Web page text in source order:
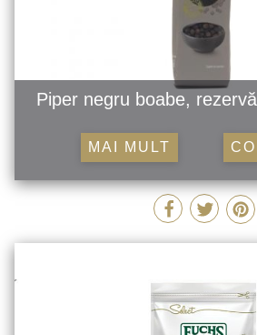
Piper negru boabe,
MAI MULT